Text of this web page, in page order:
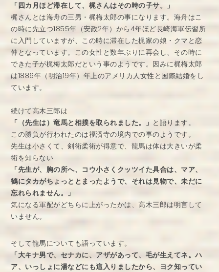
「四カ月ほど滞在して、梶さんはその時の子サ。」
梶さんとは海舟の三男・梶梅太郎の事になります。海舟はこ
の時に先立つ1855年（安政2年）から4年ほど長崎海軍伝習所
に入門していますが、この時に滞在した梶家の娘・クマと恋
仲となっています。この女性と数年ぶりに再会し、その時に
できた子が梶梅太郎だという事のようです。因みに梶梅太郎
は1886年（明治19年）年上のアメリカ人女性と国際結婚をし
ています。
続けて高木三郎は
「（先生は）竜馬と相撲を取られました。」 と語ります。
この勝負が行われたのは福済寺の境内での事のようです。
先生は小さくて、剣術柔術が得意で、龍馬は体は大きいが柔
術を知らない
「先生が、胸の所へ、コウ小さくクッツイた具合は、マア、
鶴にタカがちょっととまったようで、それは見物で、未だに
忘れられません。」
気になる軍配がどちらに上がったかは、高木三郎は明言して
いません。
そして龍馬についても語っています。
「大キナ男で、セナカに、アザがあって、毛が生えてネ。ハ
ア、いっしょに湯などにも這入りましたから、ヨク知ってい